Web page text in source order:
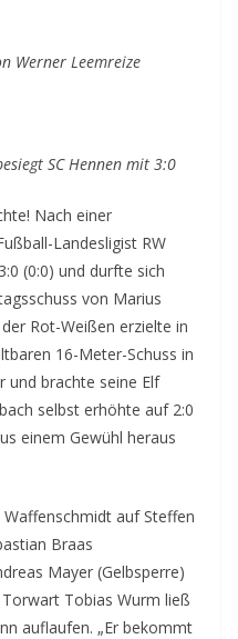
Werner Leemreize
SC Hennen mit 3:0
Nach einer
Landesligist RW
(0:0) und durfte sich
von Marius
Rot-Weißen erzielte in
16-Meter-Schuss in
und brachte seine Elf
selbst erhöhte auf 2:0
einem Gewühl heraus
auf Steffen
Braas
Mayer (Gelbsperre)
Tobias Wurm ließ
auflaufen. „Er bekommt